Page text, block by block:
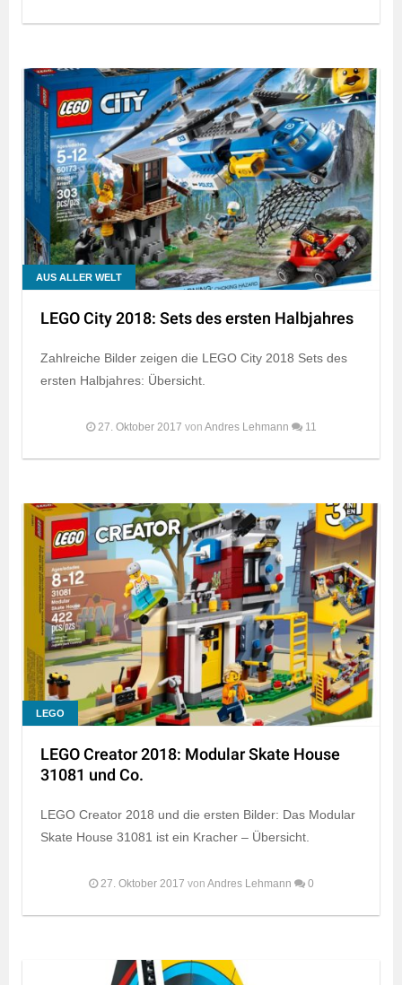
AUS ALLER WELT
LEGO City 2018: Sets des ersten Halbjahres
Zahlreiche Bilder zeigen die LEGO City 2018 Sets des
ersten Halbjahres: Übersicht.
27. Oktober 2017 von Andres Lehmann 11
LEGO
LEGO Creator 2018: Modular Skate House
31081 und Co.
LEGO Creator 2018 und die ersten Bilder: Das Modular
Skate House 31081 ist ein Kracher – Übersicht.
27. Oktober 2017 von Andres Lehmann 0